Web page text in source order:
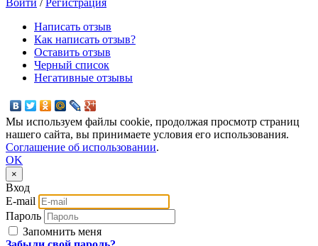
Написать отзыв
Как написать отзыв?
Оставить отзыв
Черный список
Негативные отзывы
Мы используем файлы cookie, продолжая просмотр страниц
нашего сайта, вы принимаете условия его использования.
Соглашение об использовании.
OK
×
Вход
E-mail
Пароль
Запомнить меня